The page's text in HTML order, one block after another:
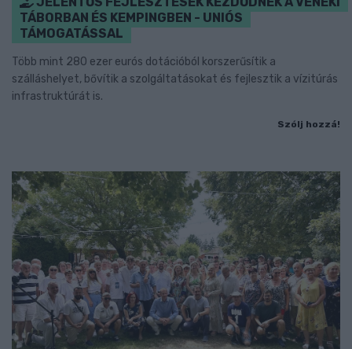
TÁBORBAN ÉS KEMPINGBEN - UNIÓS
TÁMOGATÁSSAL
Több mint 280 ezer eurós dotációból korszerűsítik a
szálláshelyet, bővítik a szolgáltatásokat és fejlesztik a vízitúrás
infrastruktúrát is.
Szólj hozzá!